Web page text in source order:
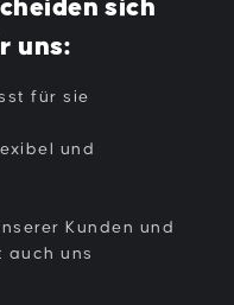
sich
uns:
für sie
und
Kunden und
auch uns